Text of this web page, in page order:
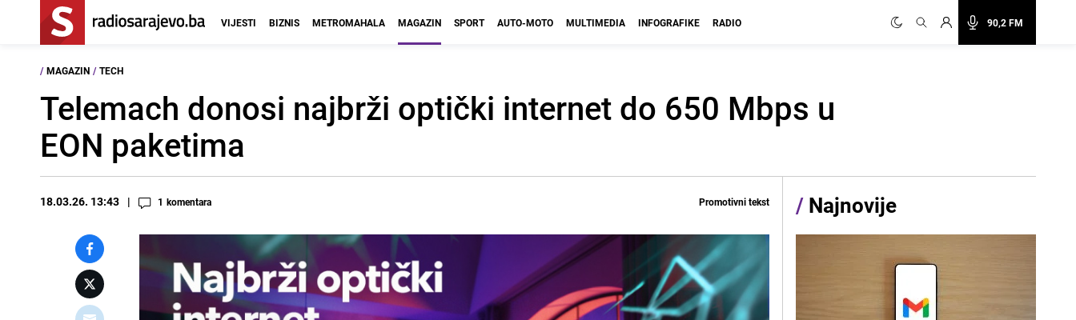
90,2 FM
VIJESTI BIZNIS METROMAHALA MAGAZIN SPORT AUTO-MOTO MULTIMEDIA INFOGRAFIKE RADIO
/ MAGAZIN / TECH
Telemach donosi najbrži optički internet do 650 Mbps u
EON paketima
18.03.26. 13:43 1 komentara Promotivni tekst / Najnovije